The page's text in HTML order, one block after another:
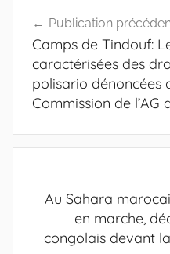
de
l’article
Publication
Camps de Tindouf:
caractérisées des
polisario dénoncées
Commission de l’AG
Au Sahara
en marche,
congolais devant